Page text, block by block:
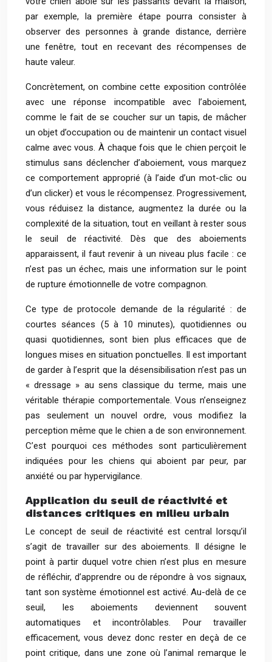
par exemple, la première étape pourra consister à
observer des personnes à grande distance, derrière
une fenêtre, tout en recevant des récompenses de
haute valeur.
Concrètement, on combine cette exposition contrôlée
avec une réponse incompatible avec l’aboiement,
comme le fait de se coucher sur un tapis, de mâcher
un objet d’occupation ou de maintenir un contact visuel
calme avec vous. À chaque fois que le chien perçoit le
stimulus sans déclencher d’aboiement, vous marquez
ce comportement approprié (à l’aide d’un mot-clic ou
d’un clicker) et vous le récompensez. Progressivement,
vous réduisez la distance, augmentez la durée ou la
complexité de la situation, tout en veillant à rester sous
le seuil de réactivité. Dès que des aboiements
apparaissent, il faut revenir à un niveau plus facile : ce
n’est pas un échec, mais une information sur le point
de rupture émotionnelle de votre compagnon.
Ce type de protocole demande de la régularité : de
courtes séances (5 à 10 minutes), quotidiennes ou
quasi quotidiennes, sont bien plus efficaces que de
longues mises en situation ponctuelles. Il est important
de garder à l’esprit que la désensibilisation n’est pas un
« dressage » au sens classique du terme, mais une
véritable thérapie comportementale. Vous n’enseignez
pas seulement un nouvel ordre, vous modifiez la
perception même que le chien a de son environnement.
C’est pourquoi ces méthodes sont particulièrement
indiquées pour les chiens qui aboient par peur, par
anxiété ou par hypervigilance.
Application du seuil de réactivité et
distances critiques en milieu urbain
Le concept de seuil de réactivité est central lorsqu’il
s’agit de travailler sur des aboiements. Il désigne le
point à partir duquel votre chien n’est plus en mesure
de réfléchir, d’apprendre ou de répondre à vos signaux,
tant son système émotionnel est activé. Au-delà de ce
seuil, les aboiements deviennent souvent
automatiques et incontrôlables. Pour travailler
efficacement, vous devez donc rester en deçà de ce
point critique, dans une zone où l’animal remarque le